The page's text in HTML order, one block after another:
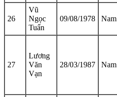
26
Vũ
Ngọc
Tuấn
09/08/1978 Nam
27
Lương
Văn
Vạn
28/03/1987 Nam